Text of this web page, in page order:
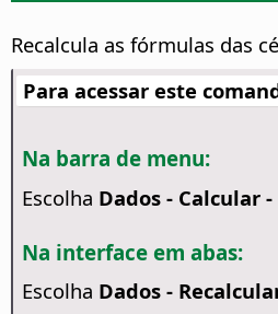
Recalcula as fórmulas das
Para acessar este
Na barra de menu:
Escolha Dados - Calcular
Na interface em abas:
Escolha Dados -